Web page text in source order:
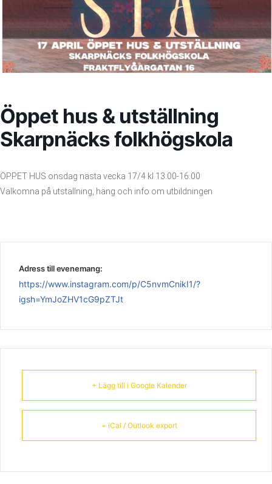
Öppet hus & utställning
Skarpnäcks folkhögskola
ÖPPET HUS onsdag nästa vecka 17/4 kl 13.00-16.00
Välkomna på utställning, häng och info om utbildningen
Adress till evenemang:
https://www.instagram.com/p/C5nvmCnikI1/?
igsh=YmJoZHV1cG9pZTJt
+ Lägg till i Google Kalender
+ iCal / Outlook export